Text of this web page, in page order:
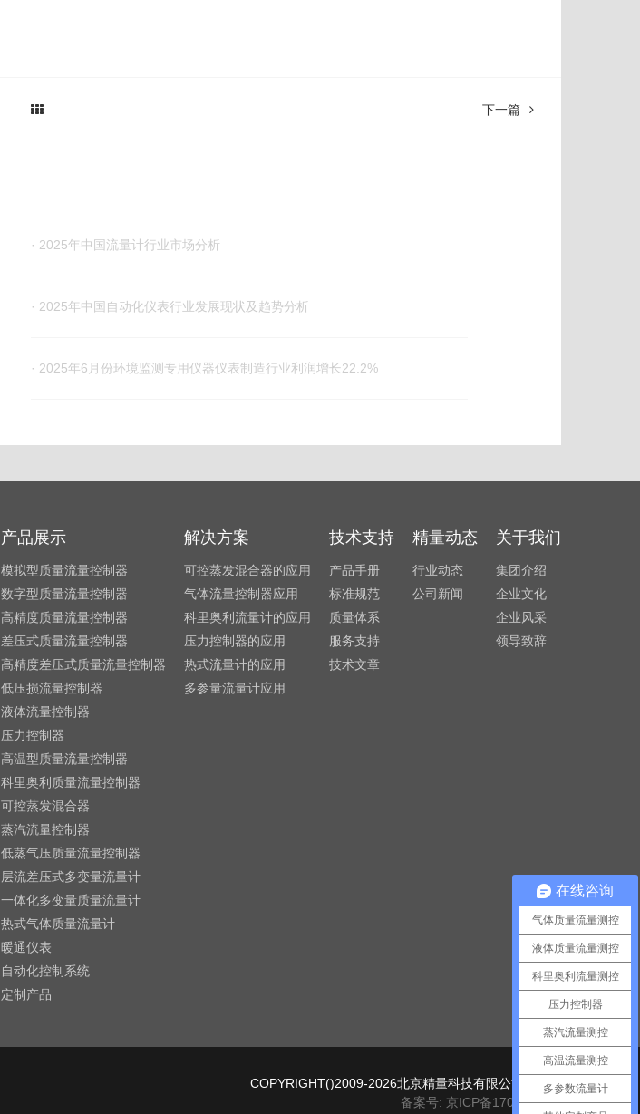
下一篇
· 2025年中国流量计行业市场分析
· 2025年中国自动化仪表行业发展现状及趋势分析
· 2025年6月份环境监测专用仪器仪表制造行业利润增长22.2%
产品展示
模拟型质量流量控制器
数字型质量流量控制器
高精度质量流量控制器
差压式质量流量控制器
高精度差压式质量流量控制器
低压损流量控制器
液体流量控制器
压力控制器
高温型质量流量控制器
科里奥利质量流量控制器
可控蒸发混合器
蒸汽流量控制器
低蒸气压质量流量控制器
层流差压式多变量流量计
一体化多变量质量流量计
热式气体质量流量计
暖通仪表
自动化控制系统
定制产品
解决方案
可控蒸发混合器的应用
气体流量控制器应用
科里奥利流量计的应用
压力控制器的应用
热式流量计的应用
多参量流量计应用
技术支持
产品手册
标准规范
质量体系
服务支持
技术文章
精量动态
行业动态
公司新闻
关于我们
集团介绍
企业文化
企业风采
领导致辞
COPYRIGHT()2009-2026北京精量科技有限公司版权所有
备案号: 京ICP备17013437号-1
在线咨询
气体质量流量测控
液体质量流量测控
科里奥利流量测控
压力控制器
蒸汽流量测控
高温流量测控
多参数流量计